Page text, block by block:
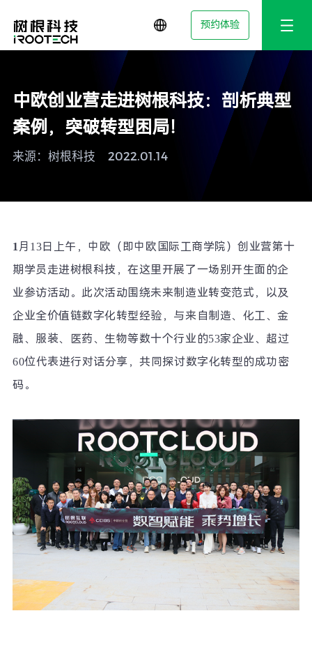
预约体验
中欧创业营走进树根科技：剖析典型
案例，突破转型困局！
来源：树根科技 2022.01.14
1月 13日上午，中欧（即中欧国际工商学院）创业营第十
期学员走进树根科技，在这里开展了一场别开生面的企
业参访活动。此次活动围绕未来制造业转变范式，以及
企业全价值链数字化转型经验，与来自制造、化工、金
融、服装、医药、生物等数十个行业的53家企业、超过
60位代表进行对话分享，共同探讨数字化转型的成功密
码。